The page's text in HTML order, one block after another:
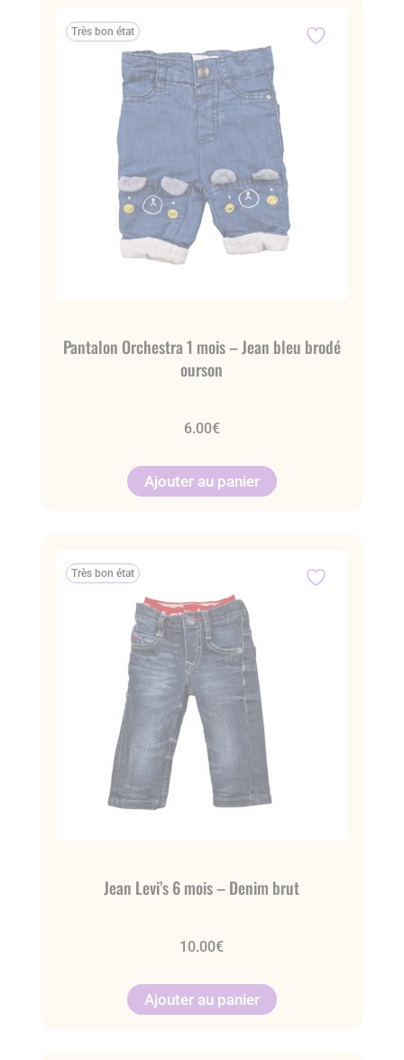
Très bon état
Pantalon Orchestra 1 mois – Jean bleu brodé
ourson
6.00€
Ajouter au panier
Très bon état
Jean Levi’s 6 mois – Denim brut
10.00€
Ajouter au panier